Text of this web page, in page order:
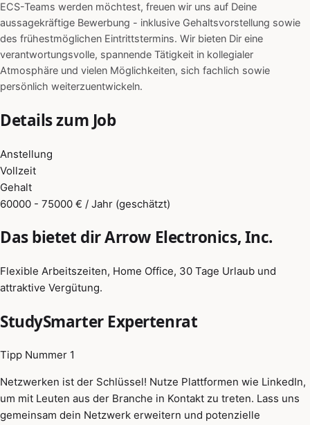
ECS-Teams werden möchtest, freuen wir uns auf Deine
aussagekräftige Bewerbung - inklusive Gehaltsvorstellung sowie
des frühestmöglichen Eintrittstermins. Wir bieten Dir eine
verantwortungsvolle, spannende Tätigkeit in kollegialer
Atmosphäre und vielen Möglichkeiten, sich fachlich sowie
persönlich weiterzuentwickeln.
Details zum Job
Anstellung
Vollzeit
Gehalt
60000 - 75000 € / Jahr (geschätzt)
Das bietet dir Arrow Electronics, Inc.
Flexible Arbeitszeiten, Home Office, 30 Tage Urlaub und
attraktive Vergütung.
StudySmarter Expertenrat
Tipp Nummer 1
Netzwerken ist der Schlüssel! Nutze Plattformen wie LinkedIn,
um mit Leuten aus der Branche in Kontakt zu treten. Lass uns
gemeinsam dein Netzwerk erweitern und potenzielle